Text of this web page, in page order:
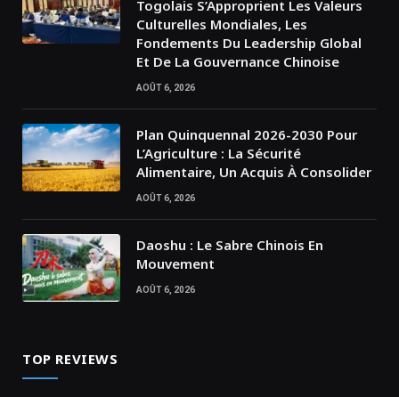
Togolais S’Approprient Les Valeurs
Culturelles Mondiales, Les
Fondements Du Leadership Global
Et De La Gouvernance Chinoise
AOÛT 6, 2026
Plan Quinquennal 2026-2030 Pour
L’Agriculture : La Sécurité
Alimentaire, Un Acquis À Consolider
AOÛT 6, 2026
Daoshu : Le Sabre Chinois En
Mouvement
AOÛT 6, 2026
TOP REVIEWS